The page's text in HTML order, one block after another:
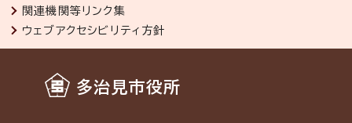
関連機関等リンク集
ウェブアクセシビリティ方針
多治見市役所